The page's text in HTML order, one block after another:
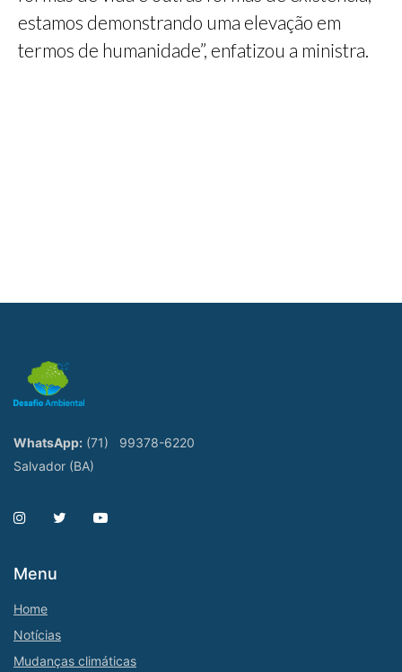
estamos demonstrando uma elevação em
termos de humanidade”, enfatizou a ministra.
WhatsApp: (71)
99378-6220
Salvador (BA)
Menu
Home
Notícias
Mudanças climáticas